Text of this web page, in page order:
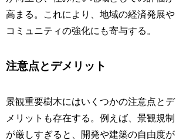
高まる。これにより、地域の経済発展や
コミュニティの強化にも寄与する。
注意点とデメリット
景観重要樹木にはいくつかの注意点とデ
メリットも存在する。例えば、景観規制
が厳しすぎると、開発や建築の自由度が